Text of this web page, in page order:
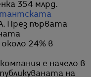
354 млрд.
През първата
24% в
е начело в
на